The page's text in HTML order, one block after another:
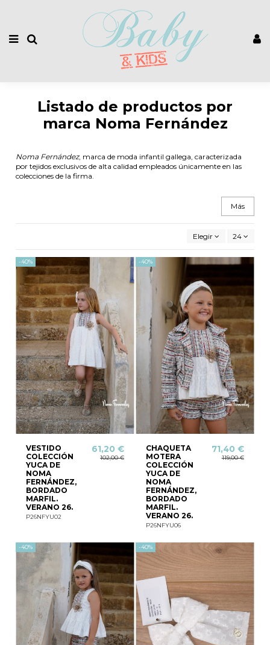
Listado de productos por
marca Noma Fernández
Noma Fernández, marca de moda infantil gallega, caracterizada
por tejidos exclusivos de alta calidad empleados únicamente en las
colecciones de la firma.
Más
Elegir 24
-40%
VESTIDO
COLECCIÓN
YUCA DE
NOMA
FERNÁNDEZ,
BORDADO
MARFIL.
VERANO 26.
P26NFYU02
61,20 €
102,00 €
-40%
CHAQUETA
MOTERA
COLECCIÓN
YUCA DE
NOMA
FERNÁNDEZ,
BORDADO
MARFIL.
VERANO 26.
P26NFYU06
71,40 €
119,00 €
-40% -40%